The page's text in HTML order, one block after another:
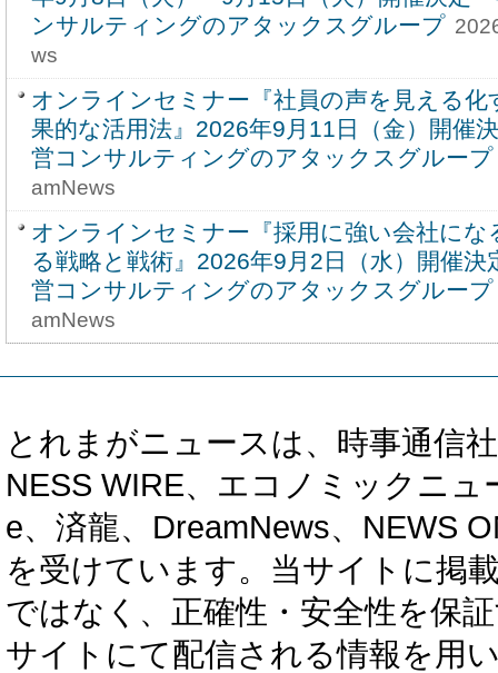
ンサルティングのアタックスグループ
ws
オンラインセミナー『社員の声を見える
果的な活用法』2026年9月11日（金）開催
営コンサルティングのアタックスグループ
amNews
オンラインセミナー『採用に強い会社にな
る戦略と戦術』2026年9月2日（水）開催決
営コンサルティングのアタックスグループ
amNews
とれまがニュースは、時事通信
NESS WIRE、エコノミックニ
e、済龍、DreamNews、NEWS
を受けています。当サイトに掲
ではなく、正確性・安全性を保
サイトにて配信される情報を用